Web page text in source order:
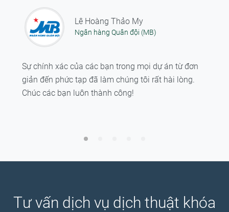
Lê Hoàng Thảo My
Ngân hàng Quân đội (MB)
Sự chính xác của các bạn trong mọi dự án từ đơn
giản đến phức tạp đã làm chúng tôi rất hài lòng.
Chúc các bạn luôn thành công!
Tư vấn dịch vụ dịch thuật khóa